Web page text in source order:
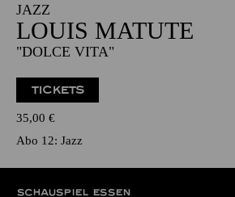
19:00 - 20:30
NATIONAL-BANK Pavillon
JAZZ
LOUIS MATUTE
"DOLCE VITA"
TICKETS
35,00€
Abo 12: Jazz